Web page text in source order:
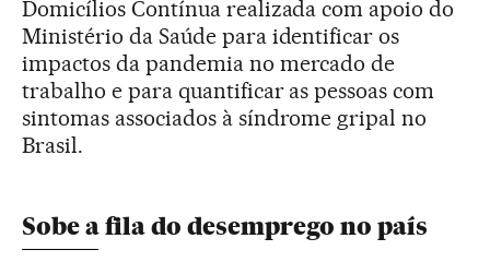
Domicílios Contínua realizada com apoio do
Ministério da Saúde para identificar os
impactos da pandemia no mercado de
trabalho e para quantificar as pessoas com
sintomas associados à síndrome gripal no
Brasil.
Sobe a fila do desemprego no país